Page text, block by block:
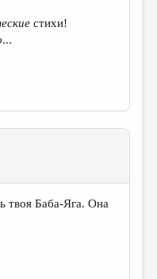
стихи!
...
твоя Баба-Яга. Она